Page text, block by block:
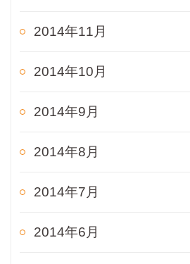
2014年11月
2014年10月
2014年9月
2014年8月
2014年7月
2014年6月